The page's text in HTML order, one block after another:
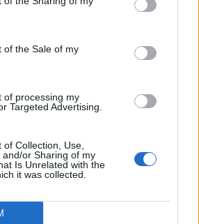
of the Sale of my
of processing my
Targeted Advertising.
Collection, Use,
and/or Sharing of my
Is Unrelated with the
it was collected.
nuotaiką, kurioje
Jūros šventę anksčiau